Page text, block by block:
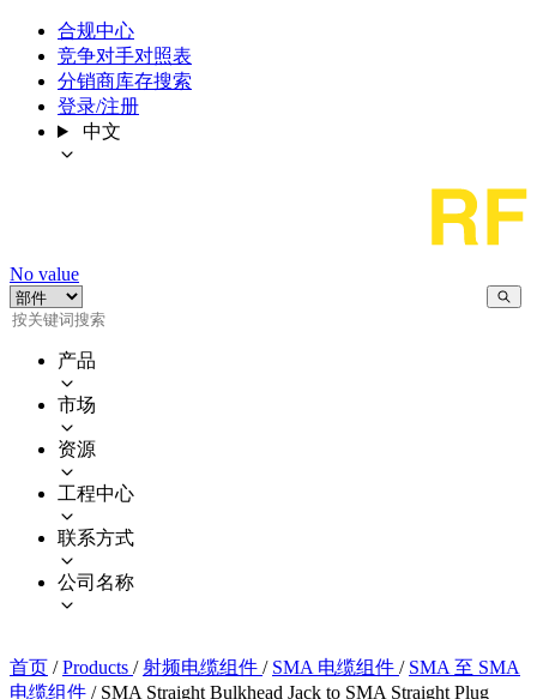
合规中心
竞争对手对照表
分销商库存搜索
登录/注册
中文
No value
产品
市场
资源
工程中心
联系方式
公司名称
首页 / Products / 射频电缆组件 / SMA 电缆组件 / SMA 至 SMA
电缆组件 / SMA Straight Bulkhead Jack to SMA Straight Plug